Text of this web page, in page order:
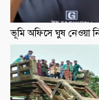
ভূমি অফিসে ঘুষ নেওয়া